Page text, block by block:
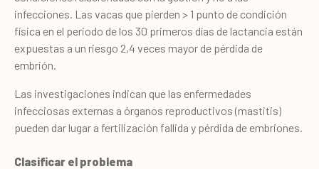
infecciones. Las vacas que pierden > 1 punto de condición
física en el periodo de los 30 primeros días de lactancia están
expuestas a un riesgo 2,4 veces mayor de pérdida de
embrión.
Las investigaciones indican que las enfermedades
infecciosas externas a órganos reproductivos (mastitis)
pueden dar lugar a fertilización fallida y pérdida de embriones.
Clasificar el problema